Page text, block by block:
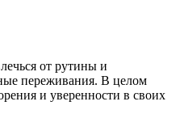
от рутины и
переживания. В целом
и уверенности в своих